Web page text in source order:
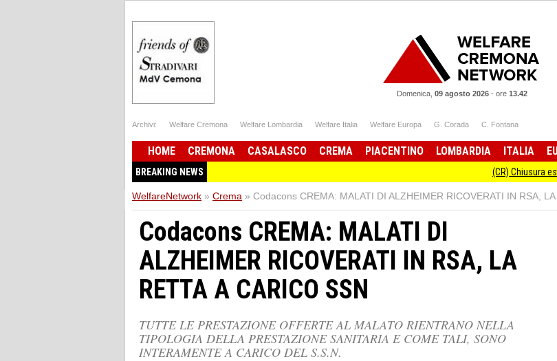
Domenica, 09 agosto 2026 - ore 13.42
Archivi: Welfare Cremona Welfare Lombardia Welfare Italia Welfare Europa G. Corada C. Fontana
HOME CREMONA CASALASCO CREMA PIACENTINO LOMBARDIA ITALIA
BREAKING NEWS (CR) Chiusura estiva
WelfareNetwork » Crema » Codacons CREMA: MALATI DI ALZHEIMER RICOVERATI IN RSA, LA
Codacons CREMA: MALATI DI
ALZHEIMER RICOVERATI IN RSA, LA
RETTA A CARICO SSN
TUTTE LE PRESTAZIONE OFFERTE AL MALATO RIENTRANO NELLA
TIPOLOGIA DELLA PRESTAZIONE SANITARIA E COME TALI, SONO
INTERAMENTE A CARICO DEL S.S.N.